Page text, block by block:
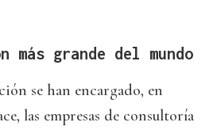
más grande del mundo
se han encargado, en
las empresas de consultoría